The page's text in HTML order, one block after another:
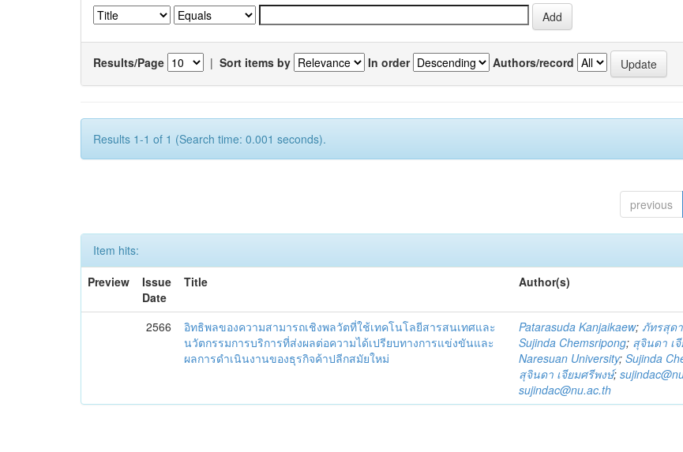
Results/Page | Sort items by In order Authors/record
Results 1-1 of 1 (Search time: 0.001 seconds).
previous
Item hits:
Preview
Issue
Date
Title Author(s)
2566
อิทธิพลของความสามารถเชิงพลวัตที่ใช้เทคโนโลยีสารสนเทศและ
นวัตกรรมการบริการที่ส่งผลต่อความได้เปรียบทางการแข่งขันและ
ผลการดำเนินงานของธุรกิจค้าปลีกสมัยใหม่
Patarasuda Kanjaikaew; ภัทรสุด
Sujinda Chemsripong; สุจินดา เ
Naresuan University;Sujinda
สุจินดา เจียมศรีพงษ์;
sujindac@nu.ac.th